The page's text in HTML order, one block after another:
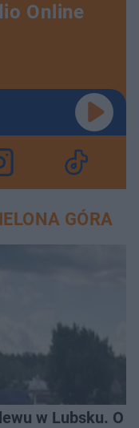
Online
GÓRA
w Lubsku. O